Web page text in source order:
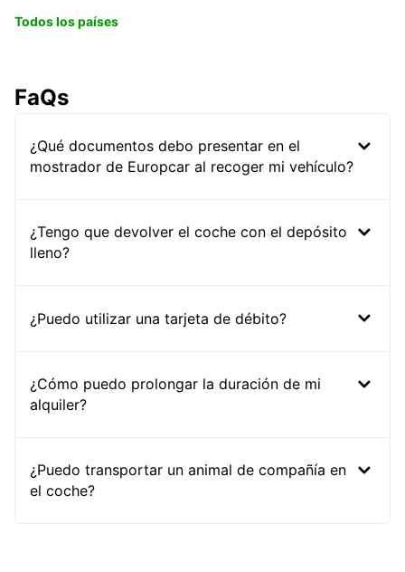
Todos los países
FaQs
¿Qué documentos debo presentar en el
mostrador de Europcar al recoger mi vehículo?
¿Tengo que devolver el coche con el depósito
lleno?
¿Puedo utilizar una tarjeta de débito?
¿Cómo puedo prolongar la duración de mi
alquiler?
¿Puedo transportar un animal de compañía en
el coche?